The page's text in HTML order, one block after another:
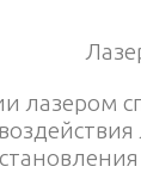
лазером